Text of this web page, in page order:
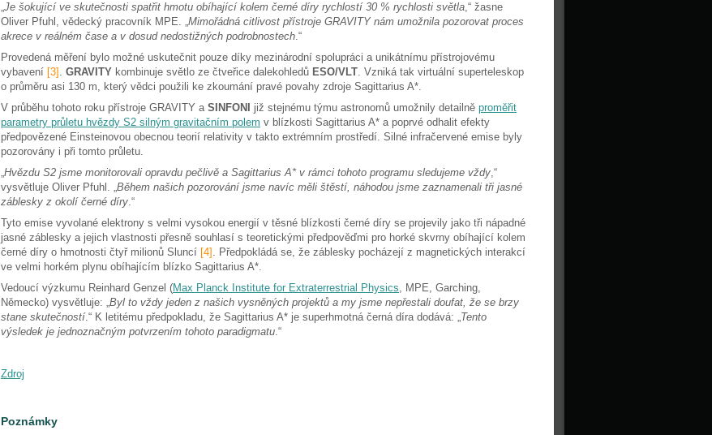
„Je šokující ve skutečnosti spatřit hmotu obíhající kolem černé díry rychlostí 30 % rychlosti světla,“ žasne
Oliver Pfuhl, vědecký pracovník MPE. „Mimořádná citlivost přístroje GRAVITY nám umožnila pozorovat proces
akrece v reálném čase a v dosud nedostižných podrobnostech.“
Provedená měření bylo možné uskutečnit pouze díky mezinárodní spolupráci a unikátnímu přístrojovému
vybavení [3] . GRAVITY kombinuje světlo ze čtveřice dalekohledů ESO/VLT. Vzniká tak virtuální superteleskop
o průměru asi 130 m, který vědci použili ke zkoumání pravé povahy zdroje Sagittarius A*.
V průběhu tohoto roku přístroje GRAVITY a SINFONI již stejnému týmu astronomů umožnily detailně proměřit
parametry průletu hvězdy S2 silným gravitačním polem v blízkosti Sagittarius A* a poprvé odhalit efekty
předpovězené Einsteinovou obecnou teorií relativity v takto extrémním prostředí. Silné infračervené emise byly
pozorovány i při tomto průletu.
„Hvězdu S2 jsme monitorovali opravdu pečlivě a Sagittarius A* v rámci tohoto programu sledujeme vždy,“
vysvětluje Oliver Pfuhl. „Během našich pozorování jsme navíc měli štěstí, náhodou jsme zaznamenali tři jasné
záblesky z okolí černé díry.“
Tyto emise vyvolané elektrony s velmi vysokou energií v těsné blízkosti černé díry se projevily jako tři nápadné
jasné záblesky a jejich vlastnosti přesně souhlasí s teoretickými předpověďmi pro horké skvrny obíhající kolem
černé díry o hmotnosti čtyř milionů Sluncí [4] . Předpokládá se, že záblesky pocházejí z magnetických interakcí
ve velmi horkém plynu obíhajícím blízko Sagittarius A*.
Vedoucí výzkumu Reinhard Genzel (Max Planck Institute for Extraterrestrial Physics, MPE, Garching,
Německo) vysvětluje: „Byl to vždy jeden z našich vysněných projektů a my jsme nepřestali doufat, že se brzy
stane skutečností.“ K letitému předpokladu, že Sagittarius A* je superhmotná černá díra dodává: „Tento
výsledek je jednoznačným potvrzením tohoto paradigmatu.“
Zdroj
Poznámky